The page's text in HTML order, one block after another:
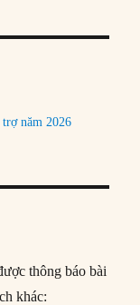
năm 2026
thông báo bài
khác: